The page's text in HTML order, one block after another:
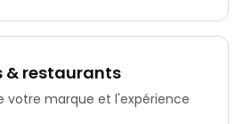
& restaurants
votre marque et l'expérience